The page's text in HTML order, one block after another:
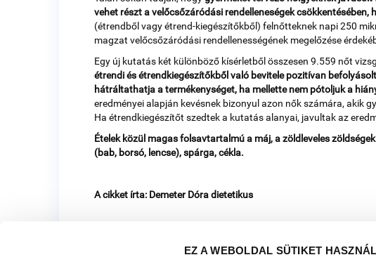
EZ A WEBOLDAL SÜTIKET HASZNÁL
vehet részt a velőcsőzáródási rendelleneségek
(étrendből vagy étrend-kiegészítőkből) felnőtteknek napi 250
magzat velőcsőzáródási rendellenességének megelőzése
Egy új kutatás két különböző kísérletből összesen 9.559 nőt
étrendi és étrendkiegészítőkből való bevitele pozitívan
hátráltathatja a termékenységet, ha mellette nem pótoljuk a
eredményei alapján kevésnek bizonyul azon nők számára,
Ha étrendkiegészítőt szedtek a kutatás alanyai, javultak az
Ételek közül magas folsavtartalmú a máj, a zöldleveles
(bab, borsó, lencse), spárga, cékla.
A cikket írta: Demeter Dóra dietetikus